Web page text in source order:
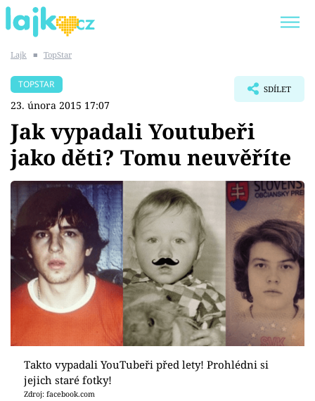
SHOPAHOLICADEL
Témata
Showbyznys
Youtubeři
Virály
Sex a vztahy
Videa
Sledujte prima+
Lajk ■ TopStar
TOPSTAR
23. února 2015 17:07
SDÍLET
Jak vypadali Youtubeři
jako děti? Tomu neuvěříte
Takto vypadali YouTubeři před lety! Prohlédni si
jejich staré fotky!
Zdroj: facebook.com